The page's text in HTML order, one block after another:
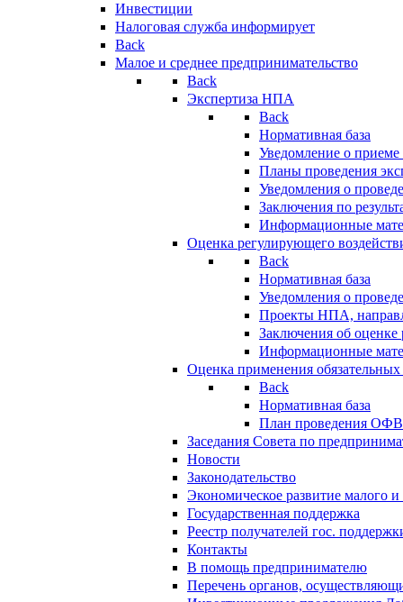
Инвестиции
Налоговая служба информирует
Back
Малое и среднее предпринимательство
Back
Экспертиза НПА
Back
Нормативная база
Уведомление о
Планы проведения
Уведомления о
Заключения по
Информационные
Оценка регулирующего
Back
Нормативная база
Уведомления о
Проекты НПА,
Заключения об
Информационные
Оценка применения
Back
Нормативная база
План проведения
Заседания Совета по
Новости
Законодательство
Экономическое развитие малого и
Государственная поддержка
Реестр получателей гос.
Контакты
В помощь предпринимателю
Перечень органов,